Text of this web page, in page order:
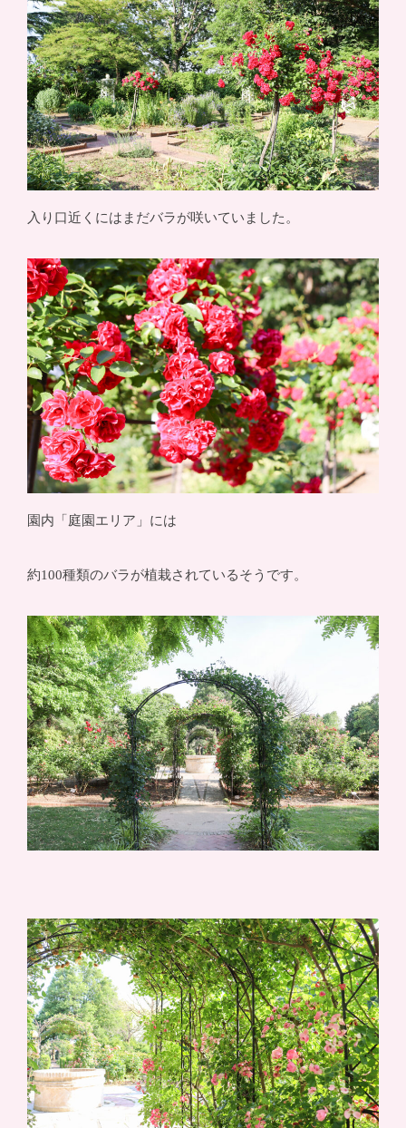
入り口近くにはまだバラが咲いていました。
園内「庭園エリア」には
約100種類のバラが植栽されているそうです。